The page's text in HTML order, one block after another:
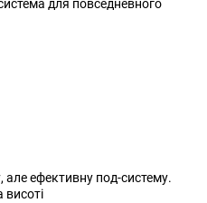
для повседневного
але ефективну под-систему.
висоті